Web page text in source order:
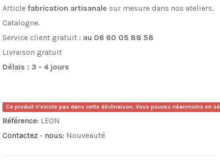
Article fabrication artisanale sur mesure dans nos ateliers.
Catalogne.
Service client gratuit : au 06 60 05 88 58
Livraison gratuit
Délais : 3 - 4 jours
Ce produit n'existe pas dans cette déclinaison. Vous pouvez néanmoins en
Référence: LEON
Contactez - nous: Nouveauté